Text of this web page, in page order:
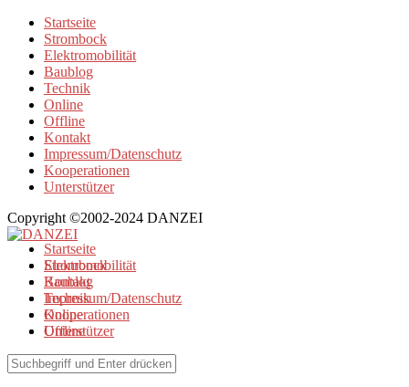
Startseite
Strombock
Elektromobilität
Baublog
Technik
Online
Offline
Kontakt
Impressum/Datenschutz
Kooperationen
Unterstützer
Copyright ©2002-2024 DANZEI
Startseite
Strombock
Kontakt
Impressum/Datenschutz
Kooperationen
Unterstützer
Elektromobilität
Baublog
Technik
Online
Offline
Offline